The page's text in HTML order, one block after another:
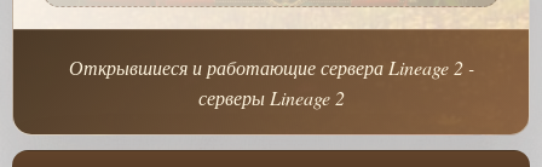
Открывшиеся и работающие сервера Lineage 2 -
серверы Lineage 2